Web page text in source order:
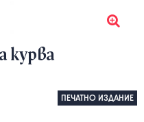
курва
ПЕЧАТНО ИЗДАНИЕ